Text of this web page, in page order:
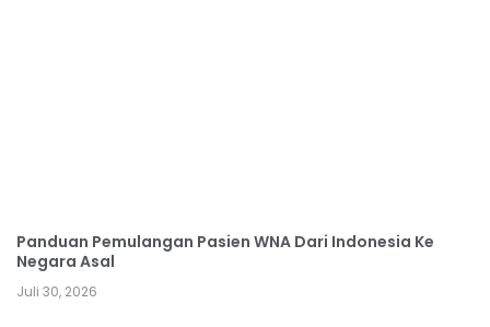
Panduan Pemulangan Pasien WNA Dari Indonesia Ke
Negara Asal
Juli 30, 2026